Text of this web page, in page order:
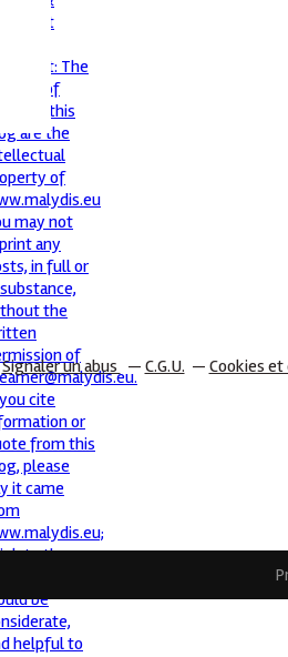
Signaler un abus C.G.U. Cookies